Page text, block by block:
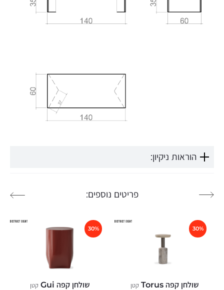
הוראות ניקיון:
פריטים נוספים:
שולחן קפה Torus קטן
30%
שולחן קפה Gui קטן
30%